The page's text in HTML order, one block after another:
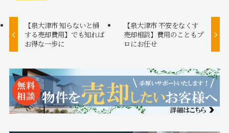
【泉大津市 知らないと損
する売却費用】でも知れば
お得な一歩に
【泉大津市 不安をなくす
売却相談】費用のこともプ
ロにお任せ